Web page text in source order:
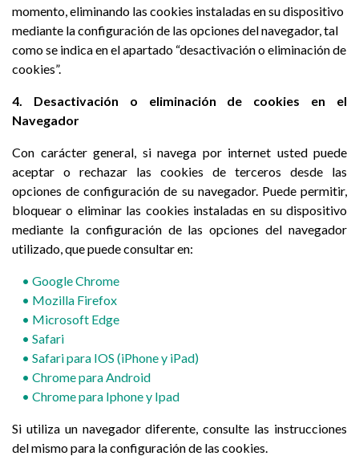
momento, eliminando las cookies instaladas en su dispositivo
mediante la configuración de las opciones del navegador, tal
como se indica en el apartado “desactivación o eliminación de
cookies”.
4. Desactivación o eliminación de cookies en el
Navegador
Con carácter general, si navega por internet usted puede
aceptar o rechazar las cookies de terceros desde las
opciones de configuración de su navegador. Puede permitir,
bloquear o eliminar las cookies instaladas en su dispositivo
mediante la configuración de las opciones del navegador
utilizado, que puede consultar en:
• Google Chrome
• Mozilla Firefox
• Microsoft Edge
• Safari
• Safari para IOS (iPhone y iPad)
• Chrome para Android
• Chrome para Iphone y Ipad
Si utiliza un navegador diferente, consulte las instrucciones
del mismo para la configuración de las cookies.